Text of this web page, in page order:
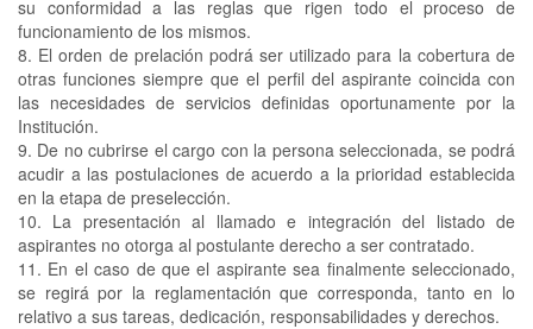
su conformidad a las reglas que rigen todo el proceso de
funcionamiento de los mismos.
8. El orden de prelación podrá ser utilizado para la cobertura de
otras funciones siempre que el perfil del aspirante coincida con
las necesidades de servicios definidas oportunamente por la
Institución.
9. De no cubrirse el cargo con la persona seleccionada, se podrá
acudir a las postulaciones de acuerdo a la prioridad establecida
en la etapa de preselección.
10. La presentación al llamado e integración del listado de
aspirantes no otorga al postulante derecho a ser contratado.
11. En el caso de que el aspirante sea finalmente seleccionado,
se regirá por la reglamentación que corresponda, tanto en lo
relativo a sus tareas, dedicación, responsabilidades y derechos.